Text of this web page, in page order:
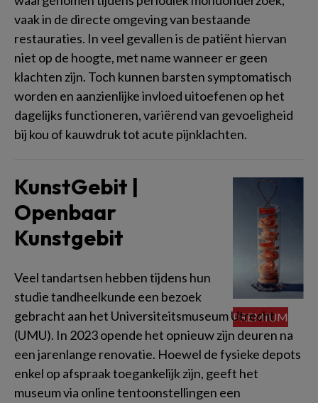
vaak in de directe omgeving van bestaande
restauraties. In veel gevallen is de patiënt hiervan
niet op de hoogte, met name wanneer er geen
klachten zijn. Toch kunnen barsten symptomatisch
worden en aanzienlijke invloed uitoefenen op het
dagelijks functioneren, variërend van gevoeligheid
bij kou of kauwdruk tot acute pijnklachten.
KunstGebit |
Openbaar
Kunstgebit
Veel tandartsen hebben tijdens hun
studie tandheelkunde een bezoek
gebracht aan het Universiteitsmuseum Utrecht
(UMU). In 2023 opende het opnieuw zijn deuren na
een jarenlange renovatie. Hoewel de fysieke depots
enkel op afspraak toegankelijk zijn, geeft het
museum via online tentoonstellingen een